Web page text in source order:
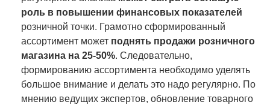
роль в повышении финансовых показателей
розничной точки. Грамотно сформированный
ассортимент может поднять продажи розничного
магазина на 25-50%. Следовательно,
формированию ассортимента необходимо уделять
большое внимание и делать это надо регулярно. По
мнению ведущих экспертов, обновление товарного